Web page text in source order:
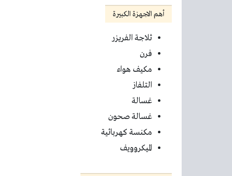
أهم الاجهزة الكبيرة
ثلاجة الفريزر
فرن
مكيف هواء
التلفاز
غسالة
غسالة صحون
مكنسة كهربائية
الميكروويف